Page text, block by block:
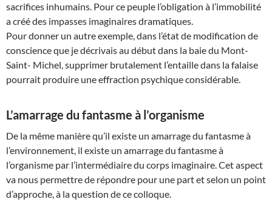
sacrifices inhumains. Pour ce peuple l’obligation à l’immobilité
a créé des impasses imaginaires dramatiques.
Pour donner un autre exemple, dans l’état de modification de
conscience que je décrivais au début dans la baie du Mont-
Saint- Michel, supprimer brutalement l’entaille dans la falaise
pourrait produire une effraction psychique considérable.
L’amarrage du fantasme à l’organisme
De la même manière qu’il existe un amarrage du fantasme à
l’environnement, il existe un amarrage du fantasme à
l’organisme par l’intermédiaire du corps imaginaire. Cet aspect
va nous permettre de répondre pour une part et selon un point
d’approche, à la question de ce colloque.